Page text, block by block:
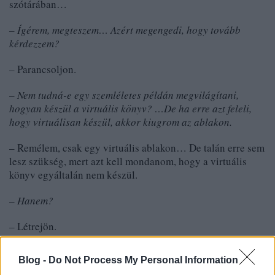
Blog - Do Not Process My Personal Information
szótárában…
– Ígérem, megteszem… Azért megengedi, hogy tovább
kérdezzem?
– Parancsoljon.
– Nem tudná-e egy szemléletes példán megvilágítani,
hogyan készül a virtuális könyv? …De ha erre azt feleli,
hogy virtuálisan készül, akkor kiugrom az ablakon.
– Remélem, csak egy virtuális ablakon… De talán erre sem
lesz szükség, mert azt kell mondanom, hogy a virtuális
könyv egyáltalán nem készül.
– Hanem?
– Létrejön.